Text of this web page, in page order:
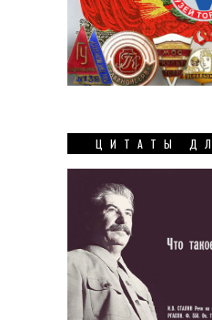
ЦИТАТЫ